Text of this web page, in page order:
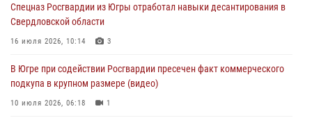
Военнослужащие Росгвардии сбили дрон-разведчик ВСУ на южном
направлении
Офицеры Росгвардии и ветераны войск правопорядка почтили
память генерала армии Ивана Кирилловича Яковлева
Спецназ Росгвардии из Югры отработал навыки десантирования в
Свердловской области
16 июля 2026, 10:14 3
В Югре при содействии Росгвардии пресечен факт коммерческого
подкупа в крупном размере (видео)
10 июля 2026, 06:18 1